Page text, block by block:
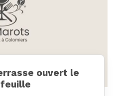
ouvert le